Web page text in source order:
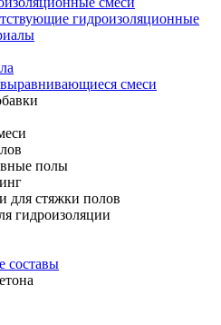
гидроизоляционные
смеси
полы
для стяжки полов
гидроизоляции
составы